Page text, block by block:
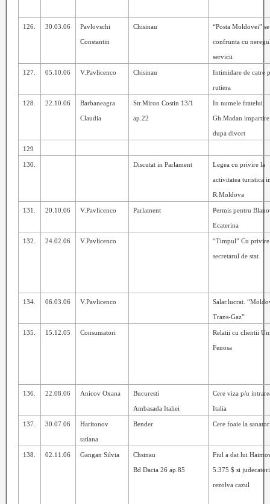
126. 30.03.06 Pavlovschi
Constantin
Chisinau “Posta Moldovei” se
confrunta cu
servicii
127. 05.10.06 V.Pavlicenco Chisinau Intimidare de catre
rutiera
128. 22.10.06 Barbaneagra
Claudia
Str.Miron Costin 13/1
ap.22
In numele fratelui
Gh.Madan impartire
dupa divort
129
130. Discutat in Parlament Legea cu privire la
activitatea turistica
R.Moldova
131. 20.10.06 V.Pavlicenco Parlament Permis pentru
Ecaterina
132. 24.02.06 V.Pavlicenco “Timpul” Cu
secretarul de stat
134. 06.03.06 V.Pavlicenco Salar.lucrat.
Trans-Gaz”
135. 15.12.05 Consumatori Relatii cu clientii
Fenosa
136. 22.08.06 Anicov Oxana Bucuresti
Ambasada Italiei
Cere viza p/u
Italia
137. 30.07.06 Haritonov
tatiana
Bender Cere foaie la
138. 02.11.06 Gangan Silvia Chsinau
Bd Dacia 26 ap.85
Fiul a dat lui
5.375 $ si
rezolva cazul